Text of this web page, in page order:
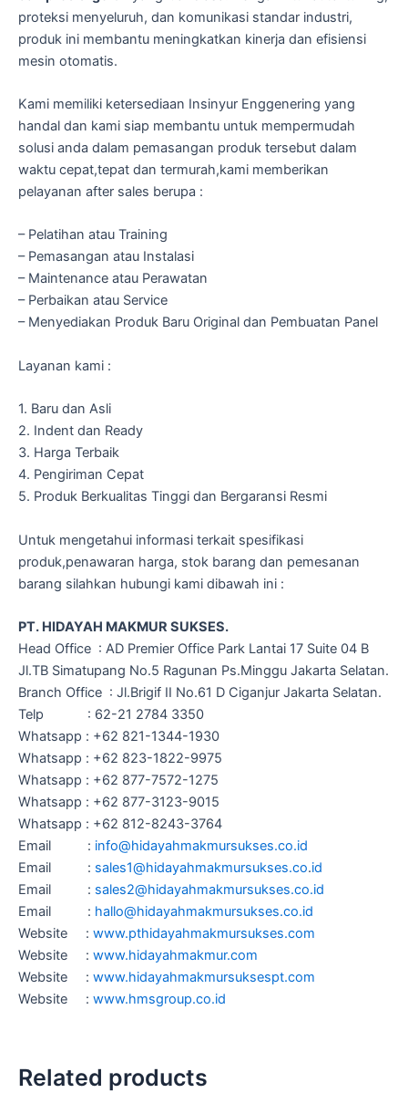
proteksi menyeluruh, dan komunikasi standar industri,
produk ini membantu meningkatkan kinerja dan efisiensi
mesin otomatis.
Kami memiliki ketersediaan Insinyur Enggenering yang
handal dan kami siap membantu untuk mempermudah
solusi anda dalam pemasangan produk tersebut dalam
waktu cepat,tepat dan termurah,kami memberikan
pelayanan after sales berupa :
– Pelatihan atau Training
– Pemasangan atau Instalasi
– Maintenance atau Perawatan
– Perbaikan atau Service
– Menyediakan Produk Baru Original dan Pembuatan Panel
Layanan kami :
1. Baru dan Asli
2. Indent dan Ready
3. Harga Terbaik
4. Pengiriman Cepat
5. Produk Berkualitas Tinggi dan Bergaransi Resmi
Untuk mengetahui informasi terkait spesifikasi
produk,penawaran harga, stok barang dan pemesanan
barang silahkan hubungi kami dibawah ini :
PT. HIDAYAH MAKMUR SUKSES.
Head Office : AD Premier Office Park Lantai 17 Suite 04 B
Jl.TB Simatupang No.5 Ragunan Ps.Minggu Jakarta Selatan.
Branch Office : Jl.Brigif II No.61 D Ciganjur Jakarta Selatan.
Telp : 62-21 2784 3350
Whatsapp : +62 821-1344-1930
Whatsapp : +62 823-1822-9975
Whatsapp : +62 877-7572-1275
Whatsapp : +62 877-3123-9015
Whatsapp : +62 812-8243-3764
Email : info@hidayahmakmursukses.co.id
Email : sales1@hidayahmakmursukses.co.id
Email : sales2@hidayahmakmursukses.co.id
Email : hallo@hidayahmakmursukses.co.id
Website : www.pthidayahmakmursukses.com
Website : www.hidayahmakmur.com
Website : www.hidayahmakmursuksespt.com
Website : www.hmsgroup.co.id
Related products